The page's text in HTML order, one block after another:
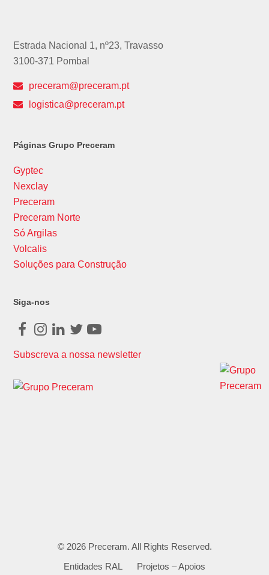
Estrada Nacional 1, nº23, Travasso
3100-371 Pombal
preceram@preceram.pt
logistica@preceram.pt
Páginas Grupo Preceram
Gyptec
Nexclay
Preceram
Preceram Norte
Só Argilas
Volcalis
Soluções para Construção
Siga-nos
Facebook
Instagram
LinkedIn
TwitterYoutube
Subscreva a nossa newsletter
© 2026 Preceram. All Rights Reserved.
Entidades RAL Projetos – Apoios